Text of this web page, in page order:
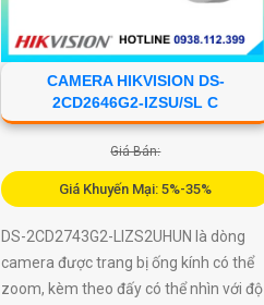
CAMERA HIKVISION DS-
2CD2646G2-IZSU/SL C
Giá Bán:
Giá Khuyến Mại: 5%-35%
DS-2CD2743G2-LIZS2UHUN là dòng
camera được trang bị ống kính có thể
zoom, kèm theo đấy có thể nhìn với độ